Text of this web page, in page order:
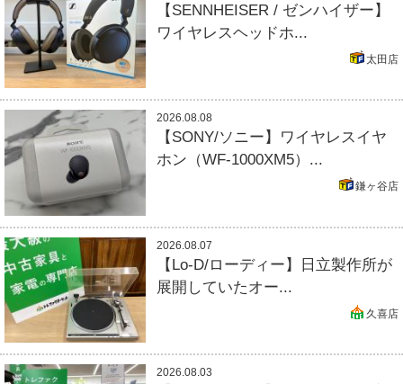
【SENNHEISER / ゼンハイザー】
ワイヤレスヘッドホ...
太田店
2026.08.08
【SONY/ソニー】ワイヤレスイヤ
ホン（WF-1000XM5）...
鎌ヶ谷店
2026.08.07
【Lo-D/ローディー】日立製作所が
展開していたオー...
久喜店
2026.08.03